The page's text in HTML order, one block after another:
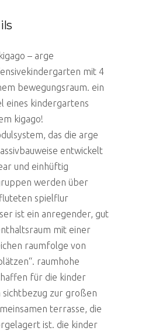
– arge
mit 4
bewegungsraum. ein
eines kindergartens
kigago!
das die arge
entwickelt
und einhüftig
werden über
spielflur
ist ein anregender, gut
mit einer
raumfolge von
raumhohe
für die kinder
sichtbezug zur großen
terrasse, die
ist. die kinder